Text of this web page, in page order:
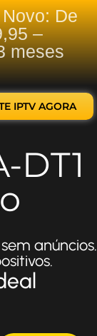
De
–
meses
IPTV AGORA
DT1
anúncios.